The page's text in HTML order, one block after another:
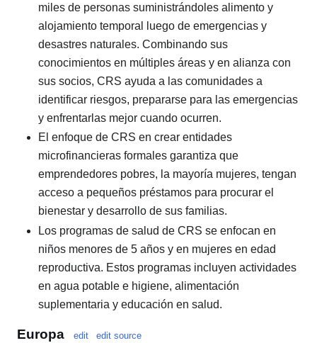
miles de personas suministrándoles alimento y
alojamiento temporal luego de emergencias y
desastres naturales. Combinando sus
conocimientos en múltiples áreas y en alianza con
sus socios, CRS ayuda a las comunidades a
identificar riesgos, prepararse para las emergencias
y enfrentarlas mejor cuando ocurren.
El enfoque de CRS en crear entidades
microfinancieras formales garantiza que
emprendedores pobres, la mayoría mujeres, tengan
acceso a pequeños préstamos para procurar el
bienestar y desarrollo de sus familias.
Los programas de salud de CRS se enfocan en
niños menores de 5 años y en mujeres en edad
reproductiva. Estos programas incluyen actividades
en agua potable e higiene, alimentación
suplementaria y educación en salud.
Europa edit edit source